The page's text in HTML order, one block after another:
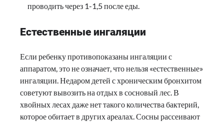
проводить через 1-1,5 после еды.
Естественные ингаляции
Если ребенку противопоказаны ингаляции с
аппаратом, это не означает, что нельзя «естественные»
ингаляции. Недаром детей с хроническим бронхитом
советуют вывозить на отдых в сосновый лес. В
хвойных лесах даже нет такого количества бактерий,
которое обитает в других ареалах. Сосны рассеивают